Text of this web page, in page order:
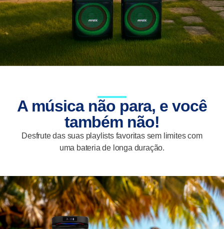
A música não para, e você
também não!
Desfrute das suas playlists favoritas sem limites com
uma bateria de longa duração.